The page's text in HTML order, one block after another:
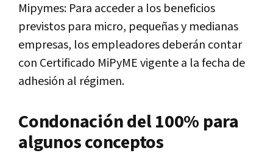
Mipymes: Para acceder a los beneficios
previstos para micro, pequeñas y medianas
empresas, los empleadores deberán contar
con Certificado MiPyME vigente a la fecha de
adhesión al régimen.
Condonación del 100% para
algunos conceptos